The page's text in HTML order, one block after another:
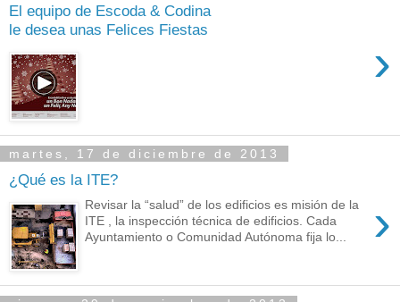
El equipo de Escoda & Codina
le desea unas Felices Fiestas
›
martes, 17 de diciembre de 2013
¿Qué es la ITE?
›
Revisar la “salud” de los edificios es misión de la
ITE , la inspección técnica de edificios. Cada
Ayuntamiento o Comunidad Autónoma fija lo...